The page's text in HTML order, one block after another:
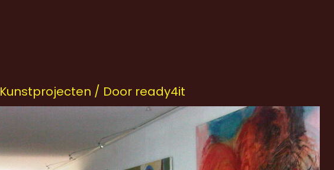
Kunstprojecten / Door ready4it